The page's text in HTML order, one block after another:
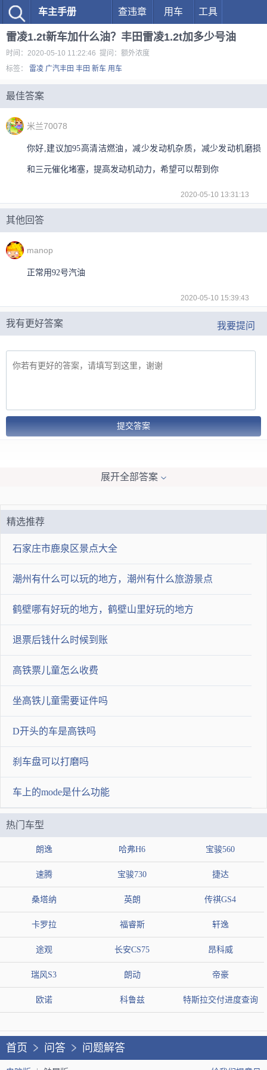
车主手册 查违章 用车 工具
雷凌1.2t新车加什么油？丰田雷凌1.2t加多少号油
时间：2020-05-10 11:22:46 提问：额外浓度
标签： 雷凌 广汽丰田 丰田 新车 用车
最佳答案
米兰70078
你好,建议加95高清洁燃油，减少发动机杂质，减少发动机磨损
和三元催化堵塞，提高发动机动力，希望可以帮到你
2020-05-10 13:31:13
其他回答
manop
正常用92号汽油
2020-05-10 15:39:43
我有更好答案 我要提问
提交答案
展开全部答案
精选推荐
石家庄市鹿泉区景点大全
潮州有什么可以玩的地方，潮州有什么旅游景点
鹤壁哪有好玩的地方，鹤壁山里好玩的地方
退票后钱什么时候到账
高铁票儿童怎么收费
坐高铁儿童需要证件吗
D开头的车是高铁吗
刹车盘可以打磨吗
车上的mode是什么功能
热门车型
朗逸 哈弗H6 宝骏560
速腾 宝骏730 捷达
桑塔纳 英朗 传祺GS4
卡罗拉 福睿斯 轩逸
途观 长安CS75 昂科威
瑞风S3 朗动 帝豪
欧诺 科鲁兹 特斯拉交付进度查询
首页 问答 问题解答